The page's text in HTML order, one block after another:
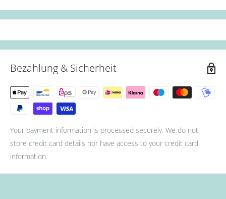
36W UV Lampe für 60s oder 12W LED Lampe für 30s.)
(Aushärtung: 36W UV Lampe für 90s oder 12W LED Lampe für
Lampe für 90s oder 12W LED Lampe für 60s.)
Bezahlung & Sicherheit
Your payment information is processed securely. We do not
store credit card details nor have access to your credit card
information.